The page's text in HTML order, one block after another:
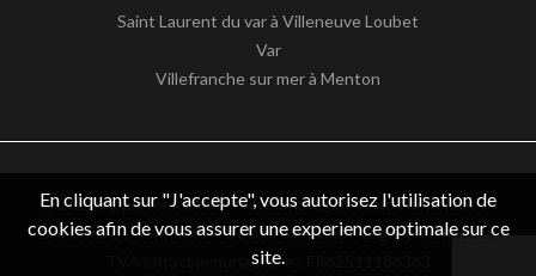
Saint Laurent du var à Villeneuve Loubet
Var
Villefranche sur mer à Menton
© 2026 Appartement06 -Mentions légales / nos honoraires-
Données personnelles– Design byapimo™ Logiciel immobilier
TVA intracommunautaire : FR62511186363
En cliquant sur "J'accepte", vous autorisez l'utilisation de
cookies afin de vous assurer une experience optimale sur ce
site.